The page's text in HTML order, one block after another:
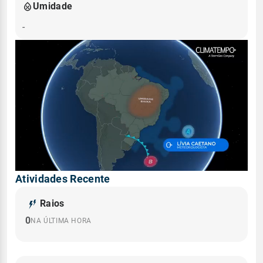
Umidade
-
Atividades Recente
Raios
0NA ÚLTIMA HORA